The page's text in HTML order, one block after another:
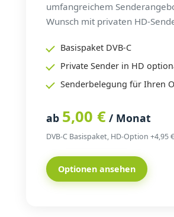
umfangreichem
Wunsch mit privaten HD-
Basispaket DVB-C
Private Sender in HD
Senderbelegung für Ihren
ab 5,00 € / Monat
DVB-C Basispaket, HD-Option +4,95 €
Optionen ansehen